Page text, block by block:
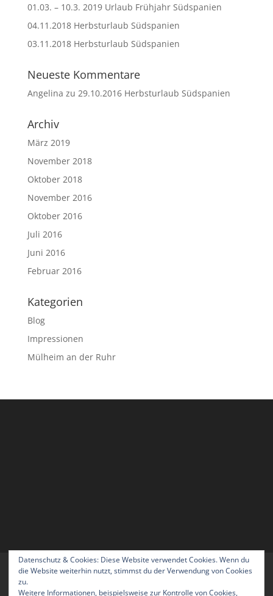
01.03. – 10.3. 2019 Urlaub Frühjahr Südspanien
04.11.2018 Herbsturlaub Südspanien
03.11.2018 Herbsturlaub Südspanien
Neueste Kommentare
Angelina zu 29.10.2016 Herbsturlaub Südspanien
Archiv
März 2019
November 2018
Oktober 2018
November 2016
Oktober 2016
Juli 2016
Juni 2016
Februar 2016
Kategorien
Blog
Impressionen
Mülheim an der Ruhr
Home Blog Über uns
Kontakt
Datenschutz & Cookies: Diese Website verwendet Cookies. Wenn du
die Website weiterhin nutzt, stimmst du der Verwendung von Cookies
zu.
Weitere Informationen, beispielsweise zur Kontrolle von Cookies,